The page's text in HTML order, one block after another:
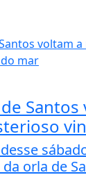
orla de